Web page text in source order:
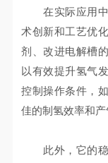
在实际应用中
术创新和工艺优
剂、改进电解槽
以有效提升氢气
控制操作条件，
佳的制氢效率和产
此外，它的稳